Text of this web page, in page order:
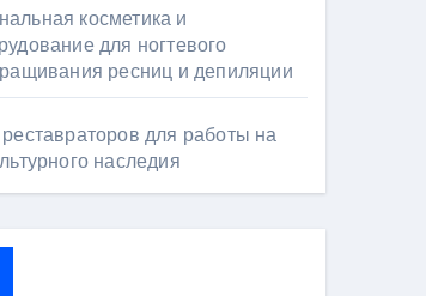
косметика и
для ногтевого
ресниц и депиляции
для работы на
наследия